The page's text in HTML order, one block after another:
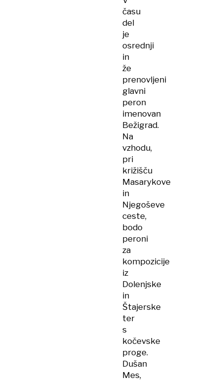
času
del
je
osrednji
in
že
prenovljeni
glavni
peron
imenovan
Bežigrad.
Na
vzhodu,
pri
križišču
Masarykove
in
Njegoševe
ceste,
bodo
peroni
za
kompozicije
iz
Dolenjske
in
Štajerske
ter
s
kočevske
proge.
Dušan
Mes,